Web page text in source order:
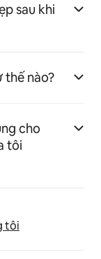
sau khi
thế nào?
cho
tôi
tôi